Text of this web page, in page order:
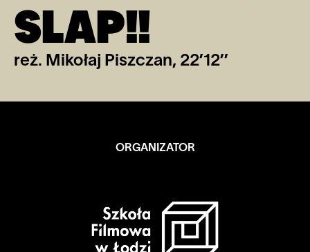
SLAP!!
reż. Mikołaj Piszczan, 22’12’’
ORGANIZATOR